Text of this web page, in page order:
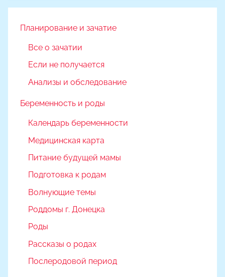
я
ю
Планирование и зачатие
Все о зачатии
Если не получается
Анализы и обследование
Беременность и роды
Календарь беременности
Медицинская карта
Питание будущей мамы
Подготовка к родам
Волнующие темы
Роддомы г. Донецка
Роды
Рассказы о родах
Послеродовой период